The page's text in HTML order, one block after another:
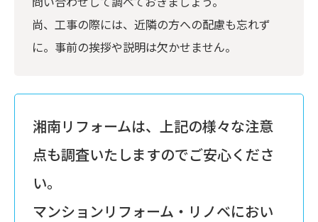
尚、工事の際には、近隣の方への配慮も忘れず
に。事前の挨拶や説明は欠かせません。
湘南リフォームは、上記の様々な注意
点も調査いたしますのでご安心くださ
い。
マンションリフォーム・リノベにおい